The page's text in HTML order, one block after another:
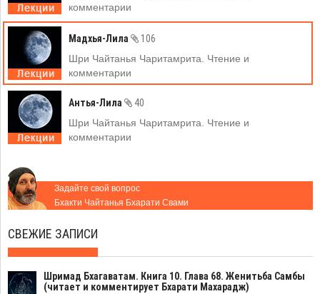
комментарии
Мадхья-Лила
106
Шри Чайтанья Чаритамрита. Чтение и
комментарии
Антья-Лила
40
Шри Чайтанья Чаритамрита. Чтение и
комментарии
Задайте свой вопрос
Бхакти Чайтанья Бхарати Свами
СВЕЖИЕ ЗАПИСИ
Шримад Бхагаватам. Книга 10. Глава 68. Женитьба Самбы
(читает и комментирует Бхарати Махарадж)